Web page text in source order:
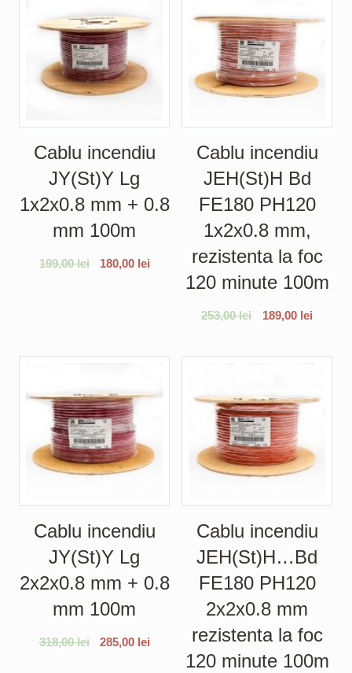
Cablu incendiu
JY(St)Y Lg
1x2x0.8 mm + 0.8
mm 100m
199,00lei 180,00 lei
Cablu incendiu
JEH(St)H Bd
FE180 PH120
1x2x0.8 mm,
rezistenta la foc
120 minute 100m
253,00lei 189,00 lei
Cablu incendiu
JY(St)Y Lg
2x2x0.8 mm + 0.8
mm 100m
318,00lei 285,00 lei
Cablu incendiu
JEH(St)H…Bd
FE180 PH120
2x2x0.8 mm
rezistenta la foc
120 minute 100m